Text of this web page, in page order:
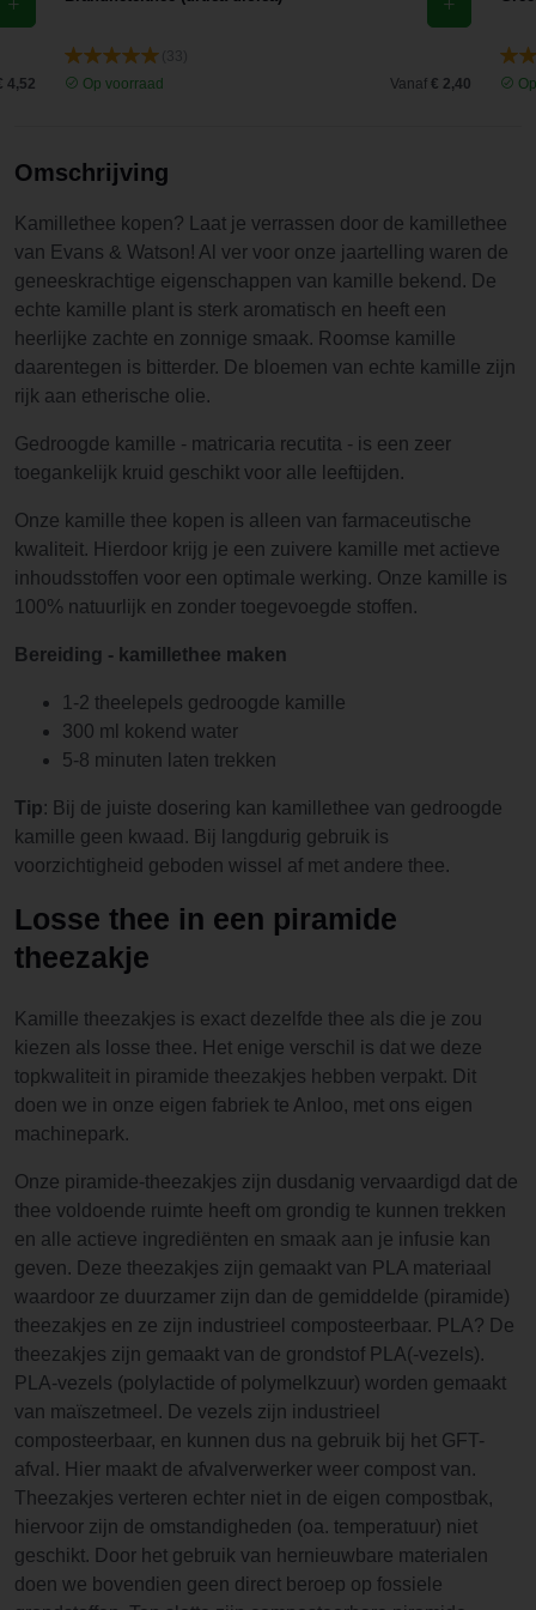
4,52
Op voorraad
Vanaf € 2,40
Omschrijving
Kamillethee kopen? Laat je verrassen door de kamillethee
van Evans & Watson! Al ver voor onze jaartelling waren de
geneeskrachtige eigenschappen van kamille bekend. De
echte kamille plant is sterk aromatisch en heeft een
heerlijke zachte en zonnige smaak. Roomse kamille
daarentegen is bitterder. De bloemen van echte kamille zijn
rijk aan etherische olie.
Gedroogde kamille - matricaria recutita - is een zeer
toegankelijk kruid geschikt voor alle leeftijden.
Onze kamille thee kopen is alleen van farmaceutische
kwaliteit. Hierdoor krijg je een zuivere kamille met actieve
inhoudsstoffen voor een optimale werking. Onze kamille is
100% natuurlijk en zonder toegevoegde stoffen.
Bereiding - kamillethee maken
1-2 theelepels gedroogde kamille
300 ml kokend water
5-8 minuten laten trekken
Tip: Bij de juiste dosering kan kamillethee van gedroogde
kamille geen kwaad. Bij langdurig gebruik is
voorzichtigheid geboden wissel af met andere thee.
Losse thee in een piramide
theezakje
Kamille theezakjes is exact dezelfde thee als die je zou
kiezen als losse thee. Het enige verschil is dat we deze
topkwaliteit in piramide theezakjes hebben verpakt. Dit
doen we in onze eigen fabriek te Anloo, met ons eigen
machinepark.
Onze piramide-theezakjes zijn dusdanig vervaardigd dat de
thee voldoende ruimte heeft om grondig te kunnen trekken
en alle actieve ingrediënten en smaak aan je infusie kan
geven. Deze theezakjes zijn gemaakt van PLA materiaal
waardoor ze duurzamer zijn dan de gemiddelde (piramide)
theezakjes en ze zijn industrieel composteerbaar. PLA? De
theezakjes zijn gemaakt van de grondstof PLA(-vezels).
PLA-vezels (polylactide of polymelkzuur) worden gemaakt
van maïszetmeel. De vezels zijn industrieel
composteerbaar, en kunnen dus na gebruik bij het GFT-
afval. Hier maakt de afvalverwerker weer compost van.
Theezakjes verteren echter niet in de eigen compostbak,
hiervoor zijn de omstandigheden (oa. temperatuur) niet
geschikt. Door het gebruik van hernieuwbare materialen
doen we bovendien geen direct beroep op fossiele